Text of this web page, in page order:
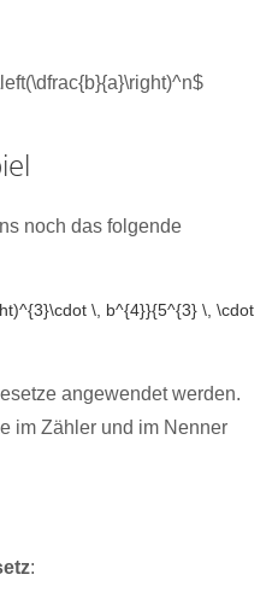
noch das folgende
\, b^{4}}{5^{3} \, \cdot
angewendet werden.
im Zähler und im Nenner
: